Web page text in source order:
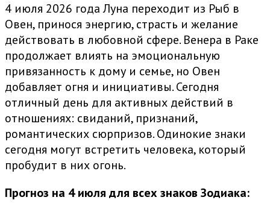
4 июля 2026 года Луна переходит из Рыб в
Овен, принося энергию, страсть и желание
действовать в любовной сфере. Венера в Раке
продолжает влиять на эмоциональную
привязанность к дому и семье, но Овен
добавляет огня и инициативы. Сегодня
отличный день для активных действий в
отношениях: свиданий, признаний,
романтических сюрпризов. Одинокие знаки
сегодня могут встретить человека, который
пробудит в них огонь.
Прогноз на 4 июля для всех знаков Зодиака: